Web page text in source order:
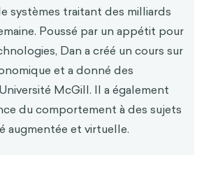
systèmes traitant des milliards
Poussé par un appétit pour
Dan a créé un cours sur
et a donné des
McGill. Il a également
du comportement à des sujets
augmentée et virtuelle.